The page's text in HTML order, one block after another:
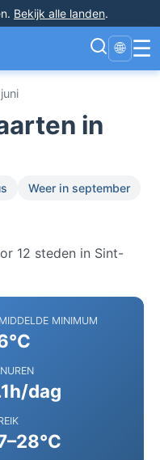
. Bekijk alle landen.
🌐 ☰
in
Weer in september
12 steden in Sint-
MINIMUM
dag